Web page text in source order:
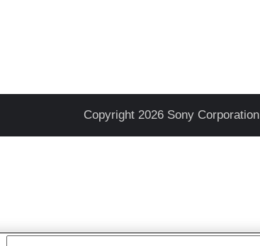
Copyright 2026 Sony Corporation